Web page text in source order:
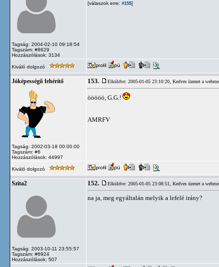
Tagság: 2004-02-10 09:18:54
Tagszám: #8629
Hozzászólások: 3134
[válaszok erre: #155]
Kiváló dolgozó
Jóképességű fehérítő
Tagság: 2002-03-18 00:00:00
Tagszám: #6
Hozzászólások: 44997
153. Elküldve: 2005-01-05 23:10:20, Kedves üzenet a
ööööö, G.G.!
AMRFV
Kiváló dolgozó
Szita2
Tagság: 2003-10-11 23:55:57
Tagszám: #6924
Hozzászólások: 507
152. Elküldve: 2005-01-05 23:08:51, Kedves üzenet a
na ja, meg egyáltalán melyik a lefelé irány?